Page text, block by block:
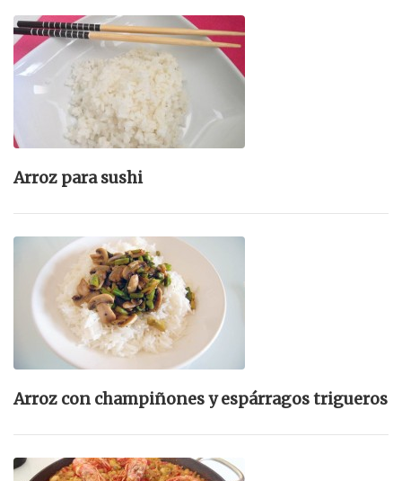
Arroz para sushi
Arroz con champiñones y espárragos trigueros